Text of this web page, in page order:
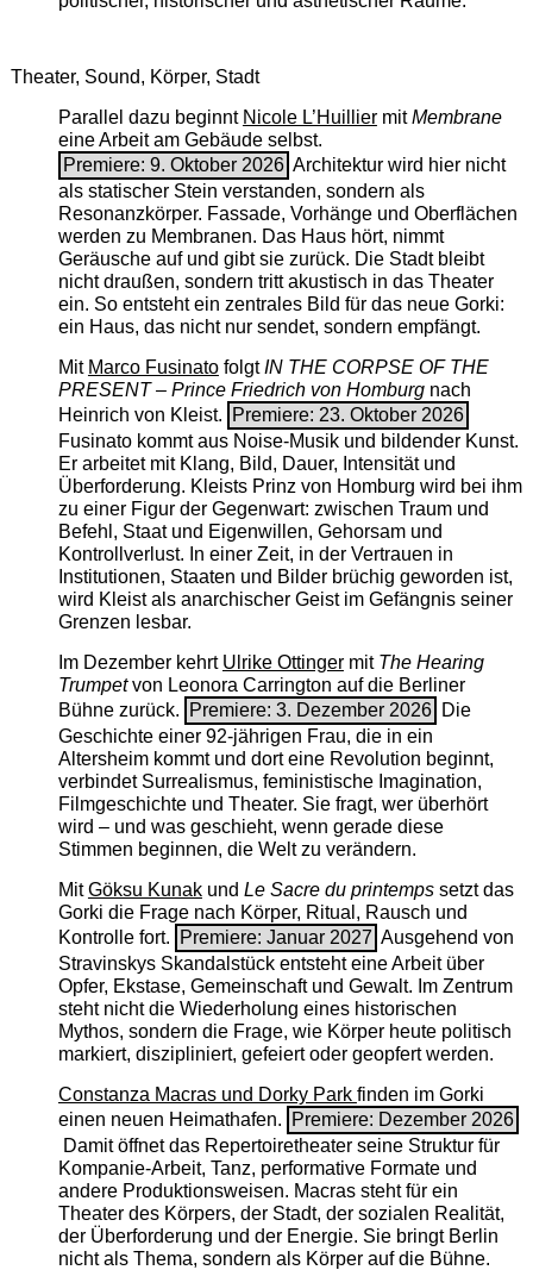
Theater, Sound, Körper, Stadt
Parallel dazu beginnt Nicole L’Huilliermit ­Membrane
eine Arbeit am Gebäude selbst.
Premiere: 9. Oktober 2026 Architektur wird hier nicht
als statischer Stein verstanden, sondern als
Resonanzkörper. Fassade, Vorhänge und Oberflächen
werden zu Membranen. Das Haus hört, nimmt
Geräusche auf und gibt sie zurück. Die Stadt bleibt
nicht draußen, sondern tritt akustisch in das Theater
ein. So entsteht ein zentrales Bild für das neue Gorki:
ein Haus, das nicht nur sendet, sondern empfängt.
Mit Marco FusinatofolgtIN THE CORPSE OF THE
PRESENT – Prince Friedrich von Homburgnach
Heinrich von Kleist.
Premiere: 23. Oktober 2026
Fusinato kommt aus Noise-Musik und bildender Kunst.
Er arbeitet mit Klang, Bild, Dauer, Intensität und
Überforderung. Kleists Prinz von Homburg wird bei ihm
zu einer Figur der Gegenwart: zwischen Traum und
Befehl, Staat und Eigenwillen, Gehorsam und
Kontrollverlust. In einer Zeit, in der Vertrauen in
Institutionen, Staaten und Bilder brüchig geworden ist,
wird Kleist als anarchischer Geist im Gefängnis seiner
Grenzen lesbar.
Im Dezember kehrt Ulrike Ottingermit The ­Hearing
Trumpetvon Leonora Carrington auf die Berliner
Bühne zurück.
Premiere: 3. Dezember 2026 Die
Geschichte einer 92-jährigen Frau, die in ein
Altersheim kommt und dort eine Revolution beginnt,
verbindet Surrealismus, feministische Imagination,
Filmgeschichte und Theater. Sie fragt, wer überhört
wird – und was geschieht, wenn gerade diese
Stimmen beginnen, die Welt zu verändern.
MitGöksu Kunakund Le Sacre du printempssetzt das
Gorki die Frage nach Körper, Ritual, Rausch und
Kontrolle fort.
Premiere: Januar 2027 Ausgehend von
Stravinskys Skandalstück entsteht eine Arbeit über
Opfer, Ekstase, Gemeinschaft und Gewalt. Im Zentrum
steht nicht die Wiederholung eines historischen
Mythos, sondern die Frage, wie Körper heute politisch
markiert, diszipliniert, gefeiert oder geopfert werden.
Constanza Macras und Dorky Park finden im Gorki
einen neuen Heimathafen.
Premiere: Dezember 2026
Damit öffnet das Repertoiretheater seine Struktur für
Kompanie-Arbeit, Tanz, performative Formate und
andere Produktionsweisen. Macras steht für ein
Theater des Körpers, der Stadt, der sozialen Realität,
der Überforderung und der Energie. Sie bringt Berlin
nicht als Thema, sondern als Körper auf die Bühne.